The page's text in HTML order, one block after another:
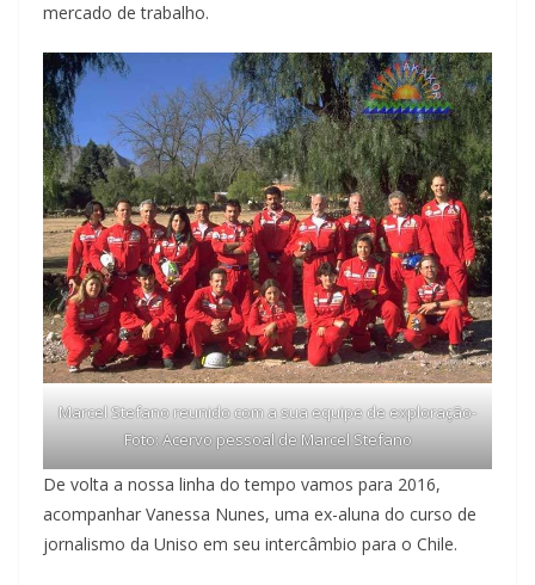
mercado de trabalho.
Marcel Stefano reunido com a sua equipe de exploração-
Foto: Acervo pessoal de Marcel Stefano
De volta a nossa linha do tempo vamos para 2016,
acompanhar Vanessa Nunes, uma ex-aluna do curso de
jornalismo da Uniso em seu intercâmbio para o Chile.